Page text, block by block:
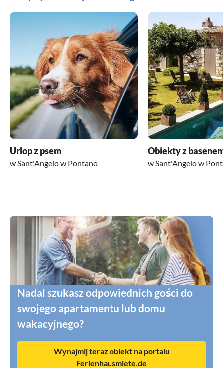
Urlop z psem
w Sant'Angelo w Pontano
Obiekty z
w Sant'Angelo w
Nadal szukasz odpowiednich gości do
swojego apartamentu lub domu
wakacyjnego?
Wynajmij teraz obiekt na portalu
Ferienhausmiete.de